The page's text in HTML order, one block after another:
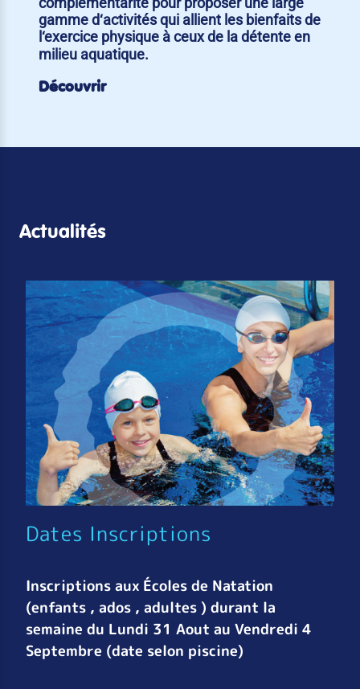
gamme d‘activités qui allient les bienfaits de
l‘exercice physique à ceux de la détente en
milieu aquatique.
Découvrir
Actualités
Dates Inscriptions
Inscriptions aux Écoles de Natation
(enfants , ados , adultes ) durant la
semaine du Lundi 31 Aout au Vendredi 4
Septembre (date selon piscine)